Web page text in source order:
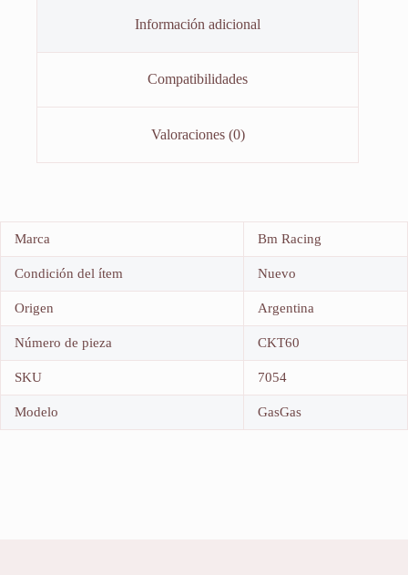
Información adicional
Compatibilidades
Valoraciones (0)
Marca Bm Racing
Condición del ítem Nuevo
Origen Argentina
Número de pieza CKT60
SKU 7054
Modelo GasGas